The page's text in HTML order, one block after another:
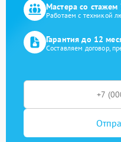
Мастера со стажем
Работаем с техникой
Гарантия до 12
Составляем договор,